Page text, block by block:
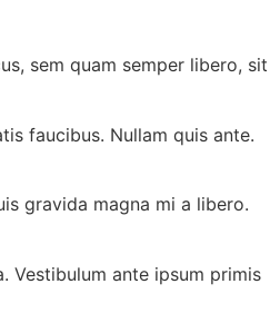
sem quam semper libero, sit
faucibus. Nullam quis ante.
gravida magna mi a libero.
Vestibulum ante ipsum primis